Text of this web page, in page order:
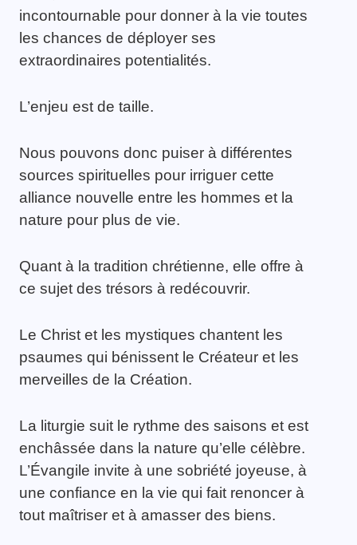
incontournable pour donner à la vie toutes
les chances de déployer ses
extraordinaires potentialités.
L’enjeu est de taille.
Nous pouvons donc puiser à différentes
sources spirituelles pour irriguer cette
alliance nouvelle entre les hommes et la
nature pour plus de vie.
Quant à la tradition chrétienne, elle offre à
ce sujet des trésors à redécouvrir.
Le Christ et les mystiques chantent les
psaumes qui bénissent le Créateur et les
merveilles de la Création.
La liturgie suit le rythme des saisons et est
enchâssée dans la nature qu’elle célèbre.
L’Évangile invite à une sobriété joyeuse, à
une confiance en la vie qui fait renoncer à
tout maîtriser et à amasser des biens.